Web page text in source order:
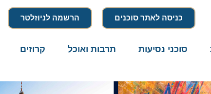
כניסה לאתר סוכנים הרשמה לניוזלטר
סוכני נסיעות תרבות ואוכל קרוזים